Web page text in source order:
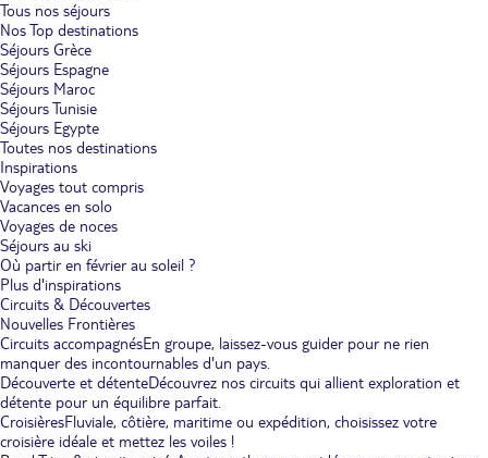
Tous nos séjours
Nos Top destinations
Séjours Grèce
Séjours Espagne
Séjours Maroc
Séjours Tunisie
Séjours Egypte
Toutes nos destinations
Inspirations
Voyages tout compris
Vacances en solo
Voyages de noces
Séjours au ski
Où partir en février au soleil ?
Plus d'inspirations
Circuits & Découvertes
Nouvelles Frontières
Circuits accompagnésEn groupe, laissez-vous guider pour ne rien
manquer des incontournables d'un pays.
Découverte et détenteDécouvrez nos circuits qui allient exploration et
détente pour un équilibre parfait.
CroisièresFluviale, côtière, maritime ou expédition, choisissez votre
croisière idéale et mettez les voiles !